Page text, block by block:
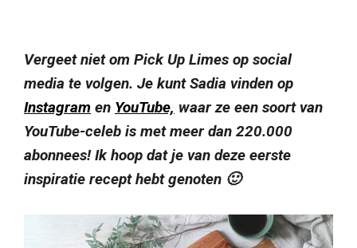
Vergeet niet om Pick Up Limes op social
media te volgen. Je kunt Sadia vinden op
Instagram en YouTube, waar ze een soort van
YouTube-celeb is met meer dan 220.000
abonnees!Ik hoop dat je van deze eerste
inspiratie recept hebt genoten 🙂